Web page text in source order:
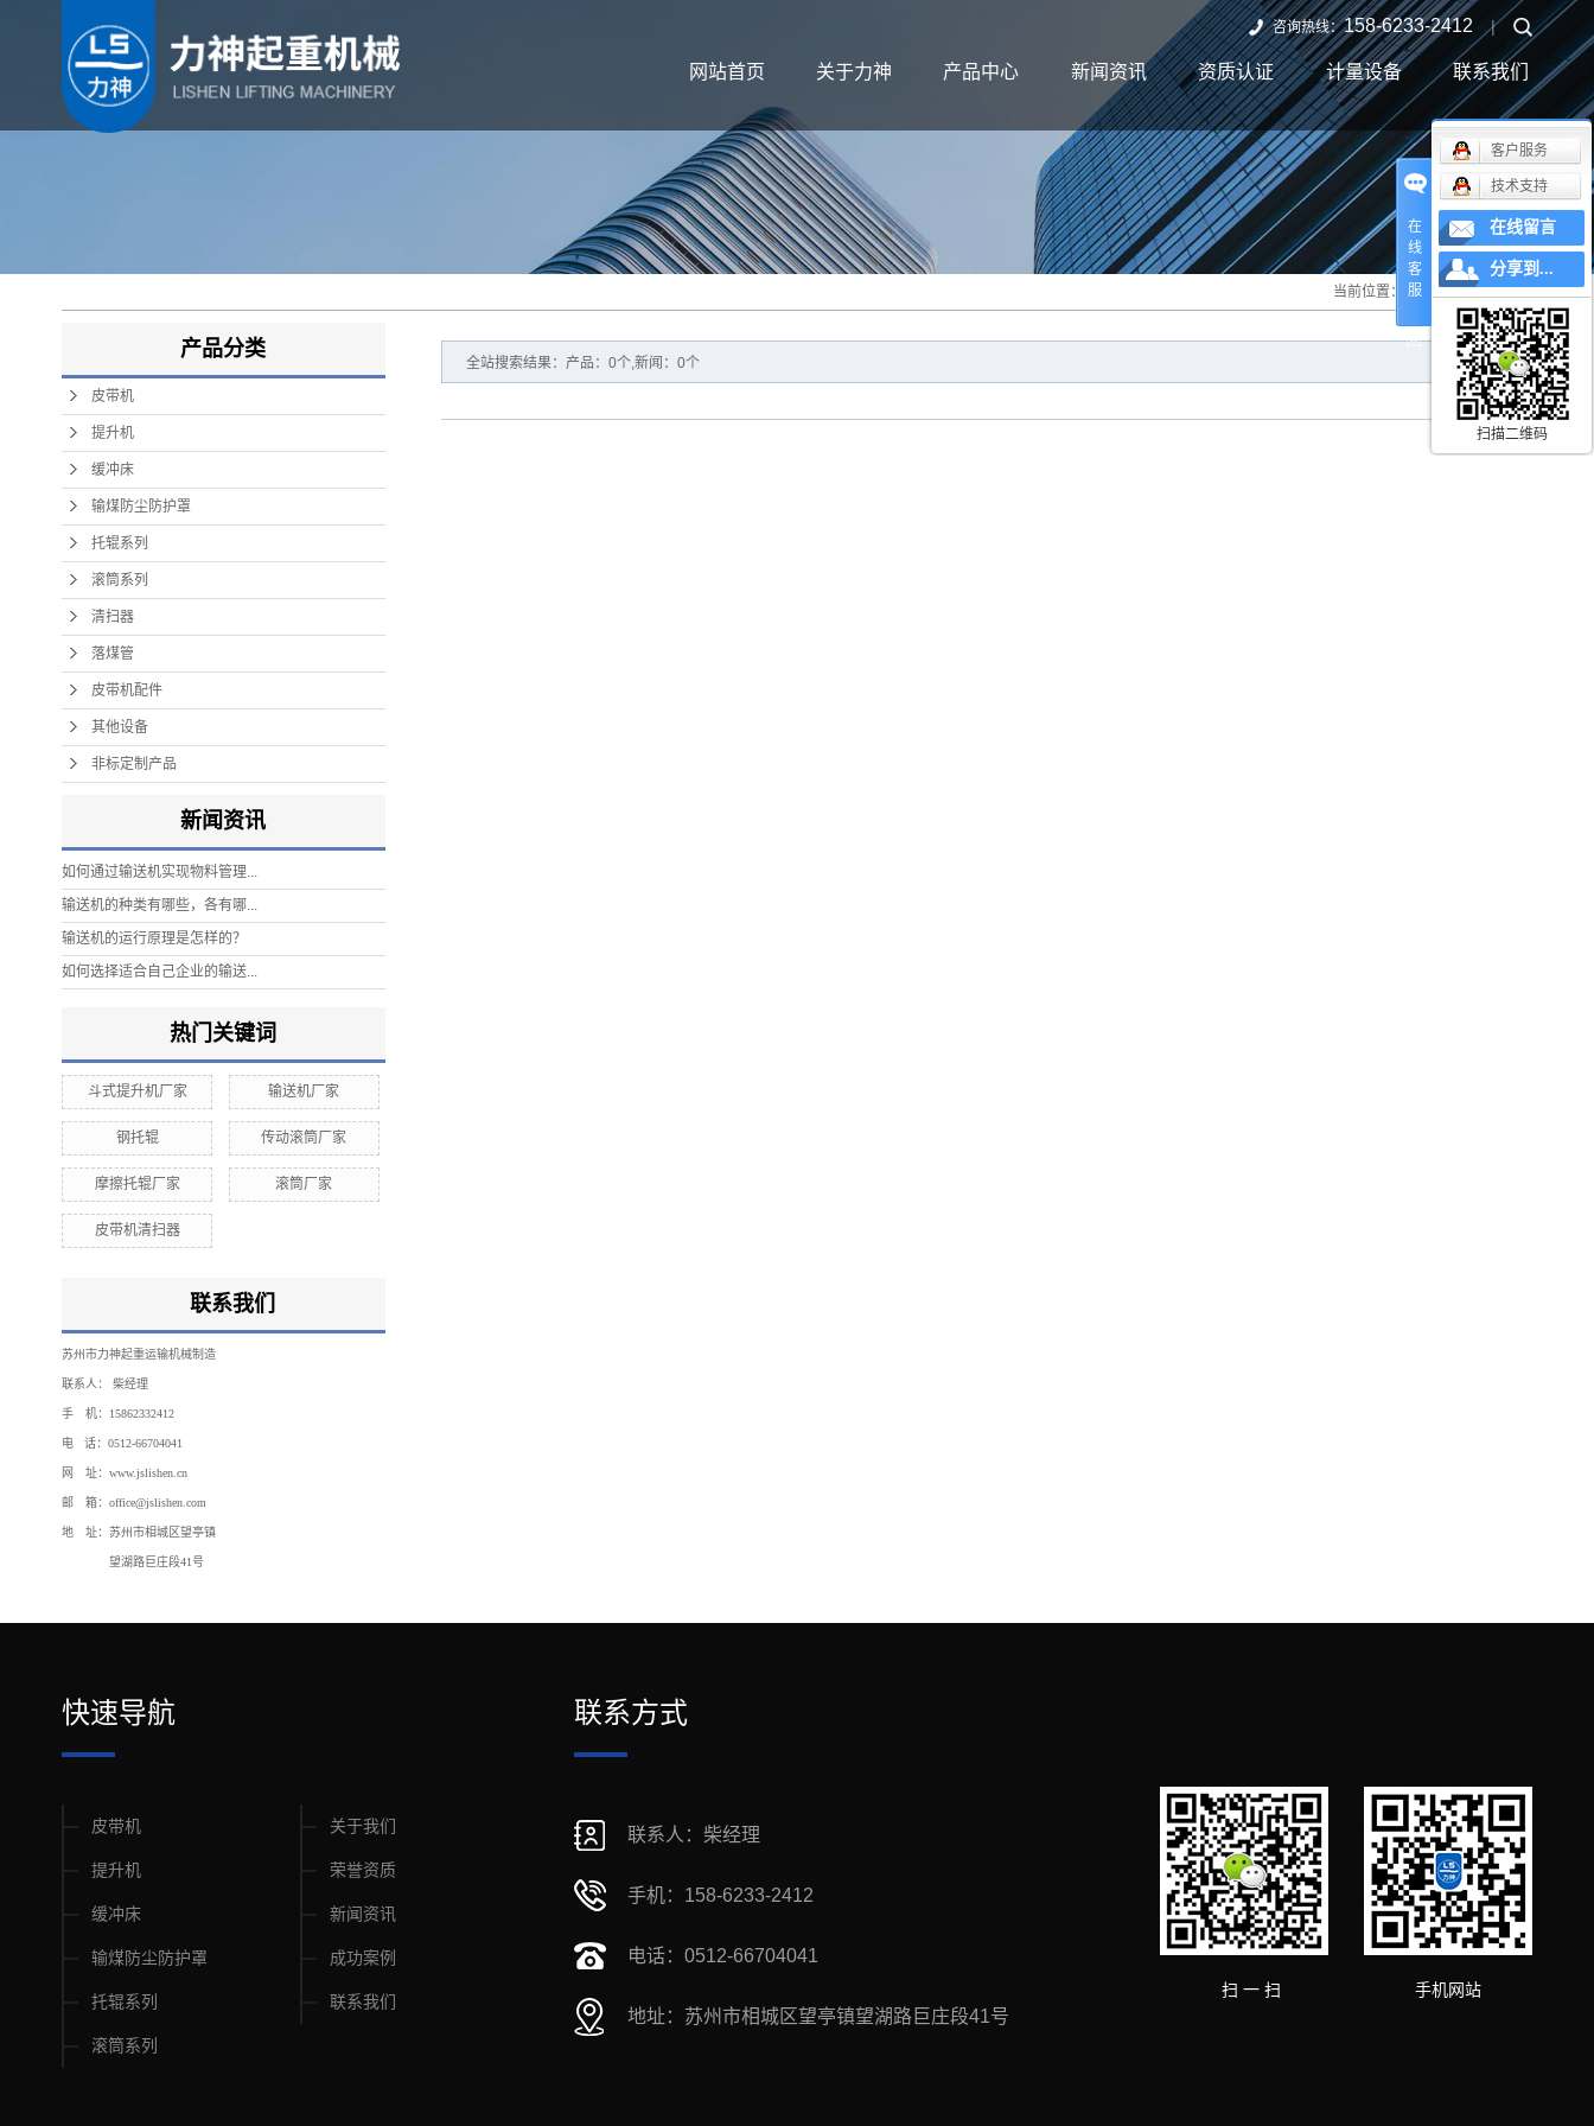
咨询热线：158-6233-2412 |
网站首页 关于力神 产品中心 新闻资讯 资质认证 计量设备 联系我们
当前位置： 首 页>> 全站搜索
产品分类
皮带机
提升机
缓冲床
输煤防尘防护罩
托辊系列
滚筒系列
清扫器
落煤管
皮带机配件
其他设备
非标定制产品
新闻资讯
如何通过输送机实现物料管理...
输送机的种类有哪些，各有哪...
输送机的运行原理是怎样的？
如何选择适合自己企业的输送...
热门关键词
斗式提升机厂家 输送机厂家
钢托辊 传动滚筒厂家
摩擦托辊厂家 滚筒厂家
皮带机清扫器
联系我们
苏州市力神起重运输机械制造
联系人： 柴经理
手 机：15862332412
电 话：0512-66704041
网 址：www.jslishen.cn
邮 箱：office@jslishen.com
地 址：苏州市相城区望亭镇
望湖路巨庄段41号
全站搜索结果：产品：0个,新闻：0个
快速导航
皮带机
提升机
缓冲床
输煤防尘防护罩
托辊系列
滚筒系列
关于我们
荣誉资质
新闻资讯
成功案例
联系我们
联系方式
联系人：柴经理
手机：158-6233-2412
电话：0512-66704041
地址：苏州市相城区望亭镇望湖路巨庄段41号
扫 一 扫 手机网站
在
线
客
服
客户服务
技术支持
在线留言
分享到...
扫描二维码